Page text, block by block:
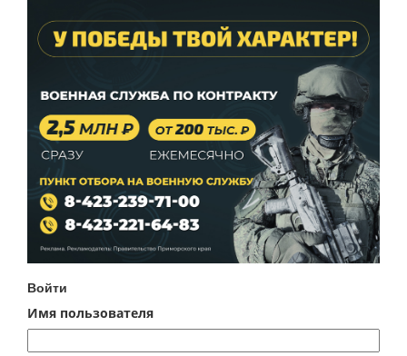
Войти
Имя пользователя